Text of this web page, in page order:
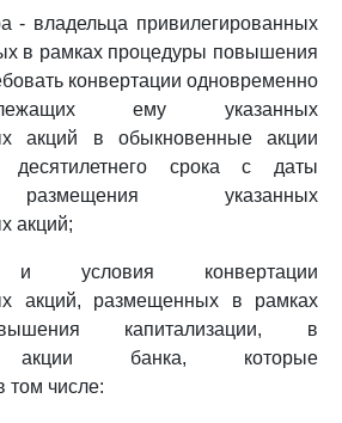
- владельца привилегированных
в рамках процедуры повышения
конвертации одновременно
ему указанных
акций в обыкновенные акции
десятилетнего срока с даты
указанных
акций;
условия конвертации
акций, размещенных в рамках
капитализации, в
акции банка, которые
том числе: